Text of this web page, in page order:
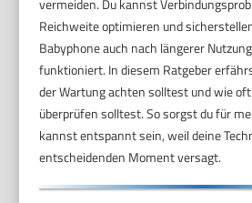
Reichweite optimieren und
Babyphone auch nach längerer
funktioniert. In diesem Ratgeber
der Wartung achten solltest und wie
überprüfen solltest. So sorgst du für
kannst entspannt sein, weil deine
entscheidenden Moment versagt.